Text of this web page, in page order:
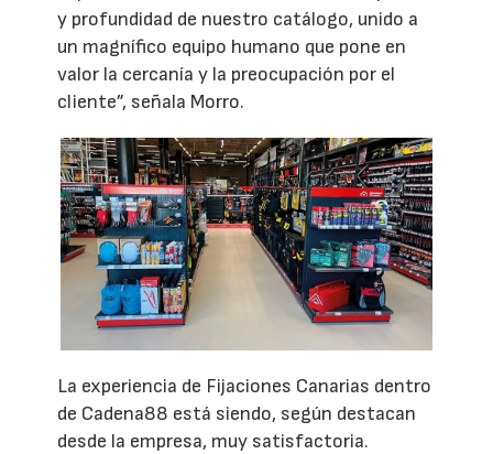
y profundidad de nuestro catálogo, unido a
un magnífico equipo humano que pone en
valor la cercanía y la preocupación por el
cliente”, señala Morro.
La experiencia de Fijaciones Canarias dentro
de Cadena88 está siendo, según destacan
desde la empresa, muy satisfactoria.